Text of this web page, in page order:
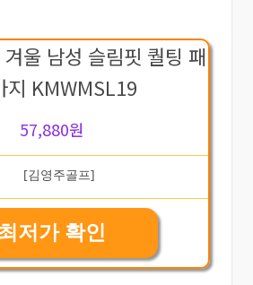
울 남성 슬림핏 퀄팅 패
지 KMWMSL19
57,880원
저가 확인